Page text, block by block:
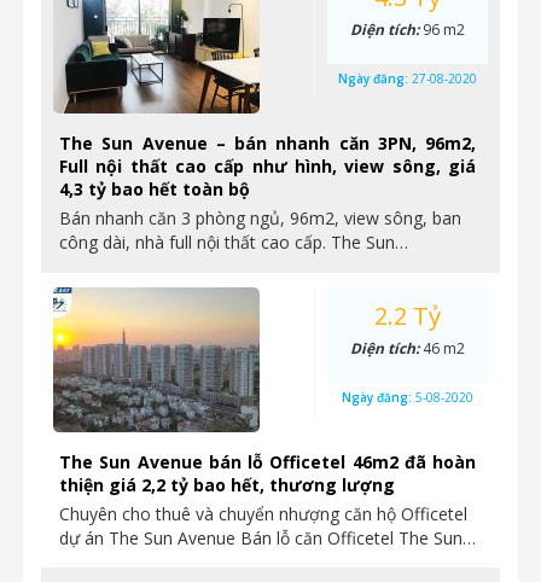
The Sun Avenue – bán nhanh căn 3PN, 96m2,
Full nội thất cao cấp như hình, view sông, giá
4,3 tỷ bao hết toàn bộ
Bán nhanh căn 3 phòng ngủ, 96m2, view sông, ban
công dài, nhà full nội thất cao cấp. The Sun…
Diện tích:96 m2
Ngày đăng: 27-08-2020
The Sun Avenue bán lỗ Officetel 46m2 đã hoàn
thiện giá 2,2 tỷ bao hết, thương lượng
Chuyên cho thuê và chuyển nhượng căn hộ Officetel
dự án The Sun Avenue Bán lỗ căn Officetel The Sun…
2.2 Tỷ
Diện tích:46 m2
Ngày đăng: 5-08-2020